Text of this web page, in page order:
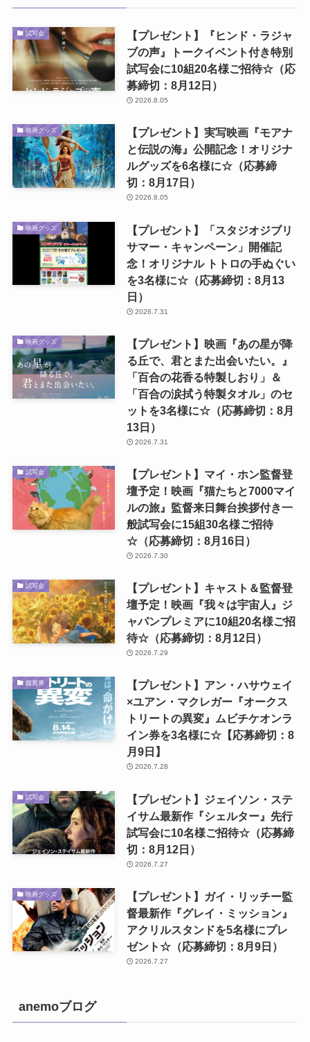
試写会
【プレゼント】『ヒンド・ラジャ
ブの声』トークイベント付き特別
試写会に10組20名様ご招待☆（応
募締切：8月12日）
2026.8.05
映画グッズ
【プレゼント】実写映画『モアナ
と伝説の海』公開記念！オリジナ
ルグッズを6名様に☆（応募締
切：8月17日）
2026.8.05
映画グッズ
【プレゼント】「スタジオジブリ
サマー・キャンペーン」開催記
念！オリジナル トトロの手ぬぐい
を3名様に☆（応募締切：8月13
日）
2026.7.31
映画グッズ
【プレゼント】映画『あの星が降
る丘で、君とまた出会いたい。』
「百合の花香る特製しおり」＆
「百合の涙拭う特製タオル」のセ
ットを3名様に☆（応募締切：8月
13日）
2026.7.31
試写会
【プレゼント】マイ・ホン監督登
壇予定！映画『猫たちと7000マイ
ルの旅』監督来日舞台挨拶付き一
般試写会に15組30名様ご招待
☆（応募締切：8月16日）
2026.7.30
試写会
【プレゼント】キャスト＆監督登
壇予定！映画『我々は宇宙人』ジ
ャパンプレミアに10組20名様ご招
待☆（応募締切：8月12日）
2026.7.29
鑑賞券
【プレゼント】アン・ハサウェイ
×ユアン・マクレガー『オークス
トリートの異変』ムビチケオンラ
イン券を3名様に☆【応募締切：8
月9日】
2026.7.28
試写会
【プレゼント】ジェイソン・ステ
イサム最新作『シェルター』先行
試写会に10名様ご招待☆（応募締
切：8月12日）
2026.7.27
映画グッズ
【プレゼント】ガイ・リッチー監
督最新作『グレイ・ミッション』
アクリルスタンドを5名様にプレ
ゼント☆（応募締切：8月9日）
2026.7.27
anemoブログ